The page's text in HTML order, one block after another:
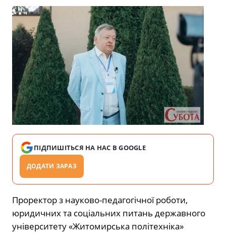
ПІДПИШІТЬСЯ НА НАС В GOOGLE
ДОДАТИ ЗАРАЗ
Проректор з науково-педагогічної роботи,
юридичних та соціальних питань державного
університету «Житомирська політехніка»